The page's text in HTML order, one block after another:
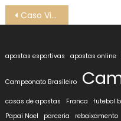
Navegação
de
Post
Caso Vitória, Justiça decide sobre prisão de Daniel, suposto amante de ex-namorado da vítima
apostas esportivas apostas online
Campeonato Brasileiro
casas de apostas Franca futebol
Papai Noel
parceria rebaixamento